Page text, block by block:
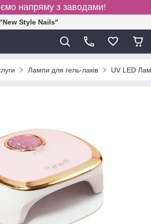
напряму з заводами!
Style Nails"
Лампи для гель-лаків UV LED